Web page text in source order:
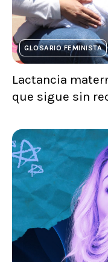
GLOSARIO FEMINISTA
Lactancia
que sigue sin